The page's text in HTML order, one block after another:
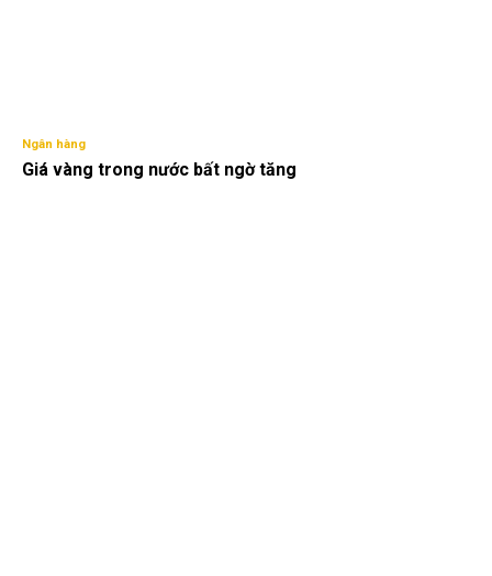
Ngân hàng
Giá vàng trong nước bất ngờ tăng